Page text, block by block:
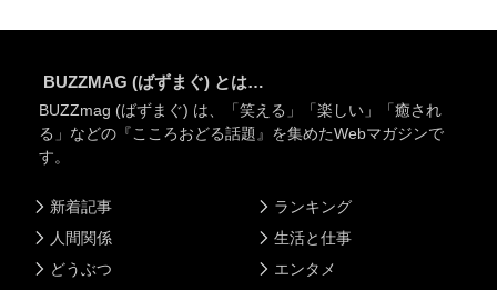
BUZZMAG (ばずまぐ) とは…
BUZZmag (ばずまぐ) は、「笑える」「楽しい」「癒され
る」などの『こころおどる話題』を集めたWebマガジンで
す。
新着記事
人間関係
どうぶつ
ランキング
生活と仕事
エンタメ